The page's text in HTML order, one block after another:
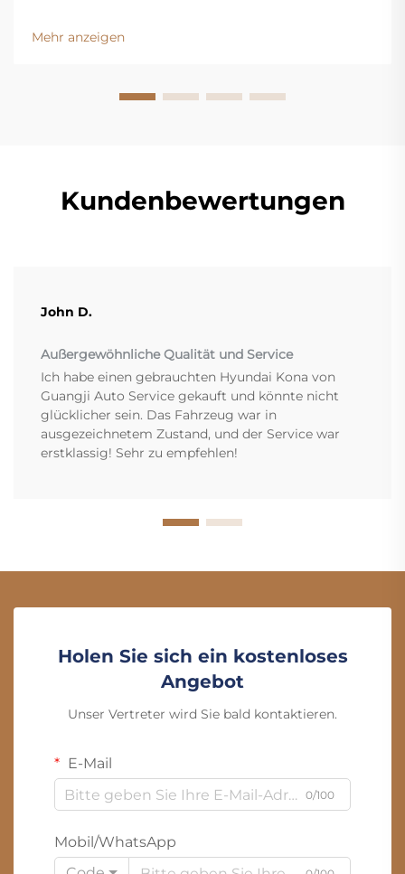
und verlängern die Lebensdauer Ihres Fahrzeugs.
Erfahren Sie jetzt die wichtigsten Vorteile.
Mehr anzeigen
Kundenbewertungen
John D.
Außergewöhnliche Qualität und Service
Ich habe einen gebrauchten Hyundai Kona von
Guangji Auto Service gekauft und könnte nicht
glücklicher sein. Das Fahrzeug war in
ausgezeichnetem Zustand, und der Service war
erstklassig! Sehr zu empfehlen!
Holen Sie sich ein kostenloses
Angebot
Unser Vertreter wird Sie bald kontaktieren.
E-Mail
0/100
Mobil/WhatsApp